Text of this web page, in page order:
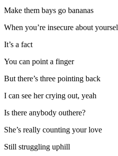
Make them bays go bananas
When you’re insecure about
It’s a fact
You can point a finger
But there’s three pointing back
I can see her crying out, yeah
Is there anybody outhere?
She’s really counting your love
Still struggling uphill